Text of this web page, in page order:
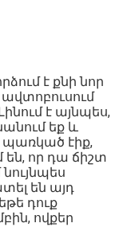
է քնի նոր
է այնպես,
եք և
պառկած էիք,
որ դա ճիշտ
են այդ
դուք
ովքեր